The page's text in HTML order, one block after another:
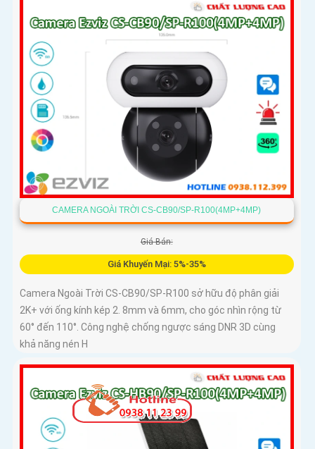
CAMERA NGOÀI TRỜI CS-CB90/SP-R100(4MP+4MP)
Giá Bán:
Giá Khuyến Mại: 5%-35%
Camera Ngoài Trời CS-CB90/SP-R100 sở hữu độ phân giải
2K+ với ống kính kép 2. 8mm và 6mm, cho góc nhìn rộng từ
60° đến 110°. Công nghệ chống ngược sáng DNR 3D cùng
khả năng nén H